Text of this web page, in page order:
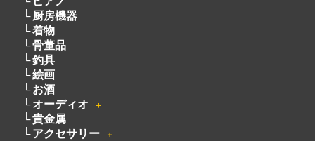
厨房機器
着物
骨董品
釣具
絵画
お酒
オーディオ
＋
貴金属
アクセサリー
＋